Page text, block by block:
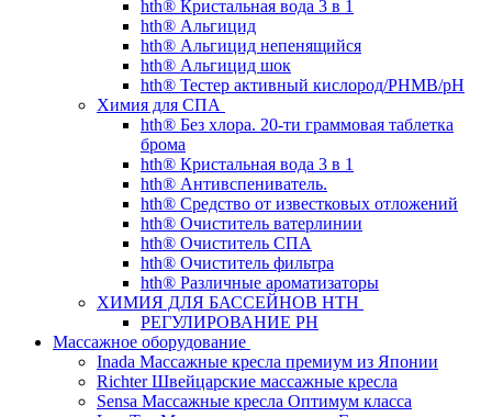
hth® Кристальная вода 3 в 1
hth® Альгицид
hth® Альгицид непенящийся
hth® Альгицид шок
hth® Тестер активный кислород/PHMB/pH
Химия для СПА
hth® Без хлора. 20-ти граммовая таблетка
брома
hth® Кристальная вода 3 в 1
hth® Антивспениватель.
hth® Средство от известковых отложений
hth® Очиститель ватерлинии
hth® Очиститель СПА
hth® Очиститель фильтра
hth® Различные ароматизаторы
ХИМИЯ ДЛЯ БАССЕЙНОВ HTH
РЕГУЛИРОВАНИЕ PH
Массажное оборудование
Inada Массажные кресла премиум из Японии
Richter Швейцарские массажные кресла
Sensа Массажные кресла Оптимум класса